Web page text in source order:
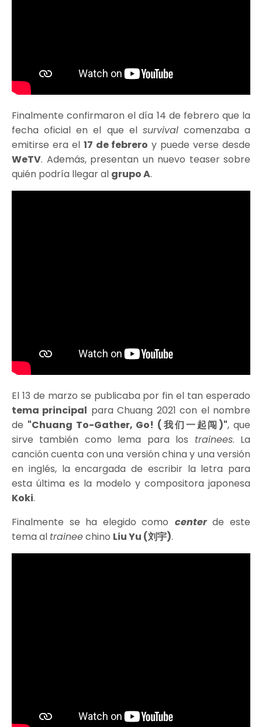
Finalmente confirmaron el día 14 de febrero que la
fecha oficial en el que el survivalcomenzaba a
emitirse era el 17 de febrero y puede verse desde
WeTV. Además, presentan un nuevo teaser sobre
quién podría llegar al grupo A.
El 13 de marzo se publicaba por fin el tan esperado
tema principal para Chuang 2021 con el nombre
de "Chuang To-Gather, Go! (我们一起闯)", que
sirve también como lema para los trainees. La
canción cuenta con una versión china y una versión
en inglés, la encargada de escribir la letra para
esta última es la modelo y compositora japonesa
Koki.
Finalmente se ha elegido como centerde este
tema al traineechino Liu Yu (刘宇).